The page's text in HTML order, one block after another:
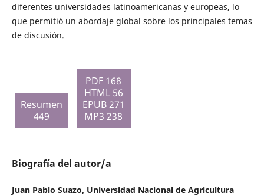
diferentes universidades latinoamericanas y europeas, lo
que permitió un abordaje global sobre los principales temas
de discusión.
Resumen
449
PDF 168
HTML 56
EPUB 271
MP3 238
Biografía del autor/a
Juan Pablo Suazo, Universidad Nacional de Agricultura